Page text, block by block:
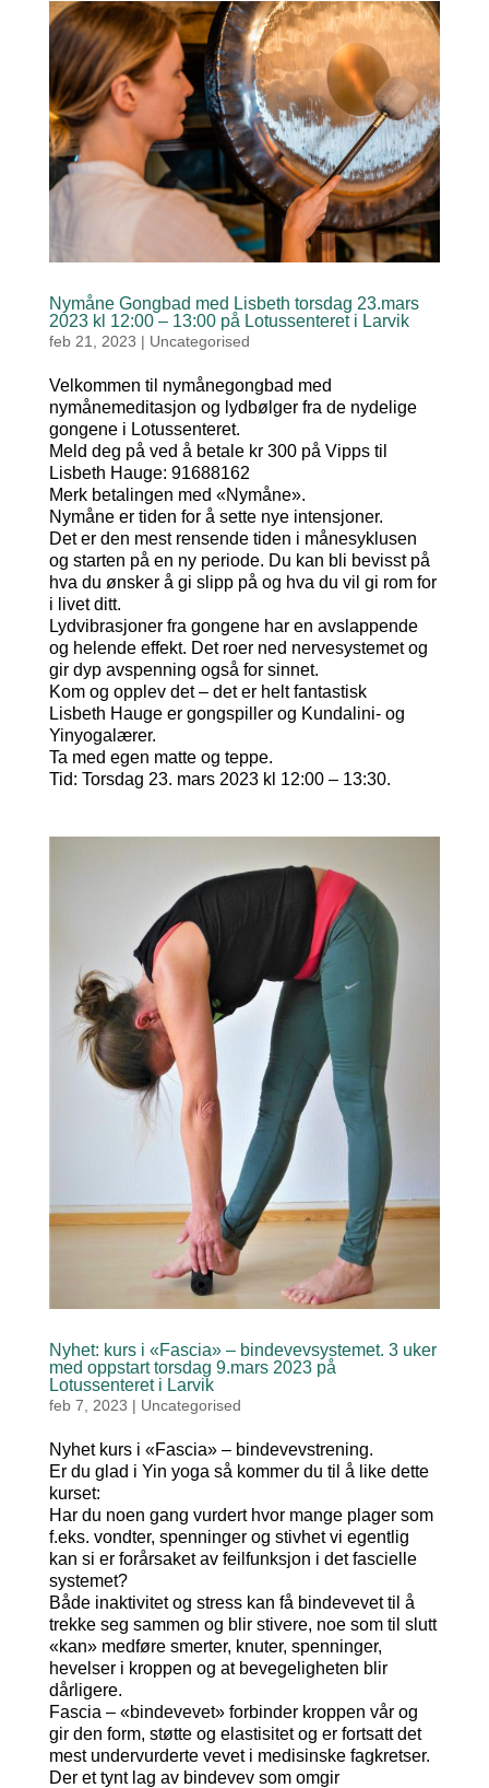
Nymåne Gongbad med Lisbeth torsdag 23.mars
2023 kl 12:00 – 13:00 på Lotussenteret i Larvik
feb 21, 2023 | Uncategorised
Velkommen til nymånegongbad med
nymånemeditasjon og lydbølger fra de nydelige
gongene i Lotussenteret.
Meld deg på ved å betale kr 300 på Vipps til
Lisbeth Hauge: 91688162
Merk betalingen med «Nymåne».
Nymåne er tiden for å sette nye intensjoner.
Det er den mest rensende tiden i månesyklusen
og starten på en ny periode. Du kan bli bevisst på
hva du ønsker å gi slipp på og hva du vil gi rom for
i livet ditt.
Lydvibrasjoner fra gongene har en avslappende
og helende effekt. Det roer ned nervesystemet og
gir dyp avspenning også for sinnet.
Kom og opplev det – det er helt fantastisk
Lisbeth Hauge er gongspiller og Kundalini- og
Yinyogalærer.
Ta med egen matte og teppe.
Tid: Torsdag 23. mars 2023 kl 12:00 – 13:30.
Nyhet: kurs i «Fascia» – bindevevsystemet. 3 uker
med oppstart torsdag 9.mars 2023 på
Lotussenteret i Larvik
feb 7, 2023 | Uncategorised
Nyhet kurs i «Fascia» – bindevevstrening.
Er du glad i Yin yoga så kommer du til å like dette
kurset:
Har du noen gang vurdert hvor mange plager som
f.eks. vondter, spenninger og stivhet vi egentlig
kan si er forårsaket av feilfunksjon i det fascielle
systemet?
Både inaktivitet og stress kan få bindevevet til å
trekke seg sammen og blir stivere, noe som til slutt
«kan» medføre smerter, knuter, spenninger,
hevelser i kroppen og at bevegeligheten blir
dårligere.
Fascia – «bindevevet» forbinder kroppen vår og
gir den form, støtte og elastisitet og er fortsatt det
mest undervurderte vevet i medisinske fagkretser.
Der et tynt lag av bindevev som omgir